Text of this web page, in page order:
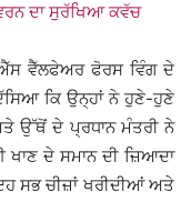
ਦਾ ਸੁਰੱਖਿਆ ਕਵੱਚ
ਐੱਸ ਵੈੱਲਫੇਅਰ ਫੋਰਸ ਵਿੰਗ ਦੇ
ਕਿ ਉਨ੍ਹਾਂ ਨੇ ਹੁਣੇ-ਹੁਣੇ
ਉੱਥੋਂ ਦੇ ਪ੍ਰਧਾਨ ਮੰਤਰੀ ਨੇ
ਦੇ ਸਮਾਨ ਦੀ ਜ਼ਿਆਦਾ
ਸਭ ਚੀਜ਼ਾਂ ਖਰੀਦੀਆਂ ਅਤੇ